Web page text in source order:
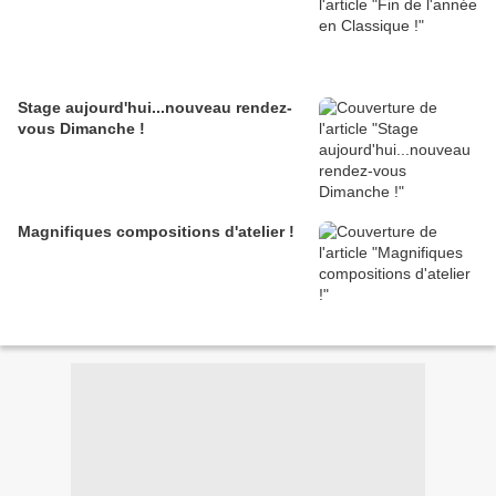
Stage aujourd'hui...nouveau rendez-
vous Dimanche !
Magnifiques compositions d'atelier !